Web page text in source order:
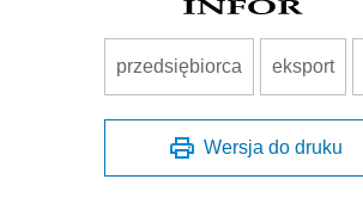
przedsiębiorca eksport
Wersja do druku